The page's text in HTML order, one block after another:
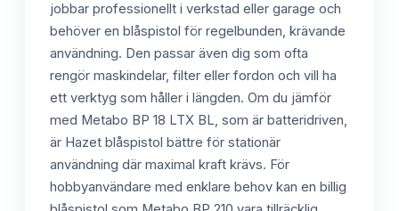
jobbar professionellt i verkstad eller garage och
behöver en blåspistol för regelbunden, krävande
användning. Den passar även dig som ofta
rengör maskindelar, filter eller fordon och vill ha
ett verktyg som håller i längden. Om du jämför
med Metabo BP 18 LTX BL, som är batteridriven,
är Hazet blåspistol bättre för stationär
användning där maximal kraft krävs. För
hobbyanvändare med enklare behov kan en billig